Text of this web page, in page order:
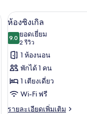
นอนระดับพรีเมียม, มินิบาร์,
เปิด
ภาพถ่าย
ทั้งหมด
ของ
ห้อง
ซิงเกิล
3
ห้องซิงเกิล
9.09.0 จาก 10
ยอดเยี่ยม
2 รีวิว
(2
รีวิว)
1 ห้องนอน
พักได้ 1 คน
1 เตียงเดี่ยว
Wi-Fi ฟรี
รายละเอียดเพิ่มเติม
ราย